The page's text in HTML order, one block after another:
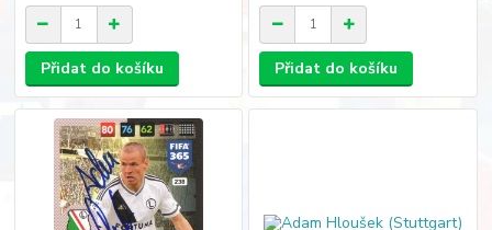
Přidat do košíku Přidat do košíku